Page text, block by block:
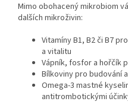
Mimo obohacený mikrobiom
dalších mikroživin:
Vitamíny B1, B2 či B7
a vitalitu
Vápník, fosfor a hořčík
Bílkoviny pro budování
Omega-3 mastné
antitrombotickými